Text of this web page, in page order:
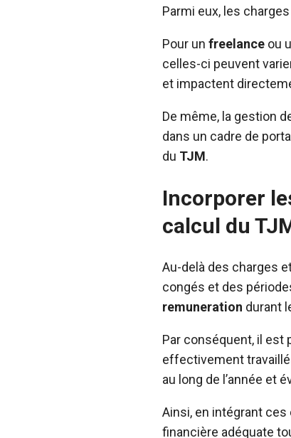
Parmi eux, les charges
Pour un freelance ou
celles-ci peuvent
et impactent
De même, la gestion
dans un cadre de
du TJM.
Incorporer
calcul du
Au-delà des charges
congés et des
remuneration durant
Par conséquent, il est
effectivement
au long de l’année et
Ainsi, en intégrant
financière adéquate